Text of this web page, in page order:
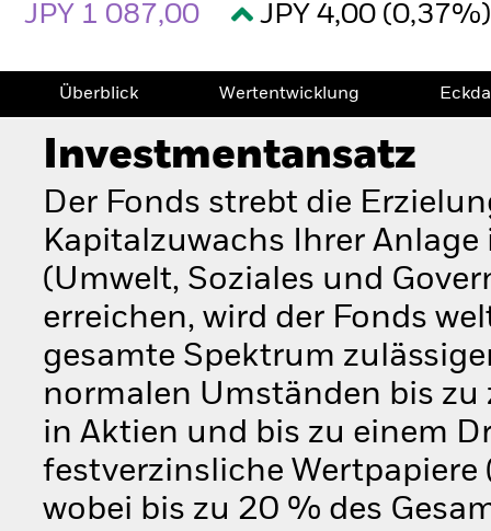
JPY 1 087,00 JPY 4,00
Überblick Wertentwicklung
Investmentansatz
Der Fonds strebt die
Kapitalzuwachs Ihrer
(Umwelt, Soziales und
erreichen, wird der Fonds
gesamte Spektrum
normalen Umständen bis zu
in Aktien und bis zu einem
festverzinsliche
wobei bis zu 20 % des